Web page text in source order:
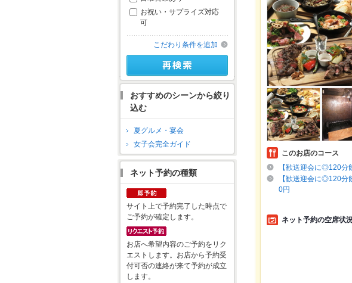
お祝い・サプライズ対応
可
こだわり条件を追加
おすすめのシーンから絞り
込む
夏グルメ・宴会
女子会完全ガイド
ネット予約の種類
サイト上で予約完了した時点で
ご予約が確定します。
お店へ希望内容のご予約をリク
エストします。お店から予約受
付可否の連絡が来て予約が成立
します。
このお店のコース
【歓送迎会に◎120分
【歓送迎会に◎120分
0円
ネット予約の空席状